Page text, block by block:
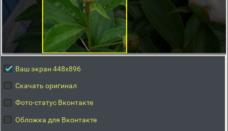
Ваш экран 448x896
Скачать оригинал
Фото-статус Вконтакте
Обложка для Вконтакте